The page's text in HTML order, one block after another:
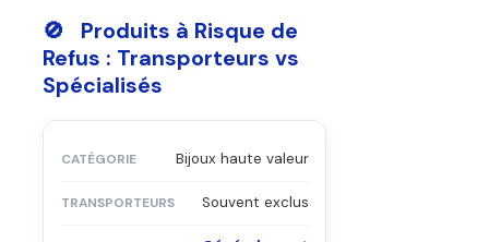
🚫 Produits à Risque de
Refus : Transporteurs vs
Spécialisés
Bijoux haute valeur
Souvent exclus